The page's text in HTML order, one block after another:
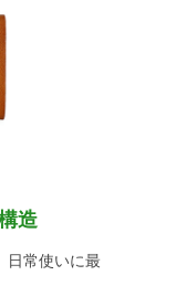
造
日常使いに最